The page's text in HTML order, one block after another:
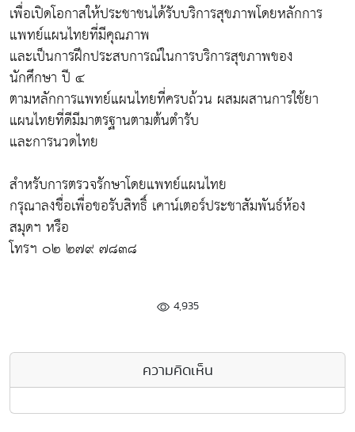
เพื่อเปิดโอกาสให้ประชาชนได้รับบริการสุขภาพโดยหลักการ
แพทย์แผนไทยที่มีคุณภาพ
และเป็นการฝึกประสบการณ์ในการบริการสุขภาพของ
นักศึกษา ปี ๔
ตามหลักการแพทย์แผนไทยที่ครบถ้วน ผสมผสานการใช้ยา
แผนไทยที่ดีมีมาตรฐานตามต้นตำรับ
และการนวดไทย
สำหรับการตรวจรักษาโดยแพทย์แผนไทย
กรุณาลงชื่อเพื่อขอรับสิทธิ์ เคาน์เตอร์ประชาสัมพันธ์ห้อง
สมุดฯ หรือ
โทรฯ ๐๒ ๒๗๙ ๗๘๓๘
4,935
ความคิดเห็น